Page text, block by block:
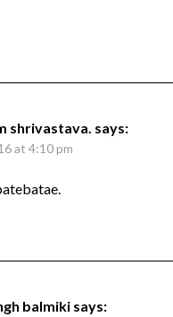
shrivastava. says:
at 4:10 pm
balmiki says: